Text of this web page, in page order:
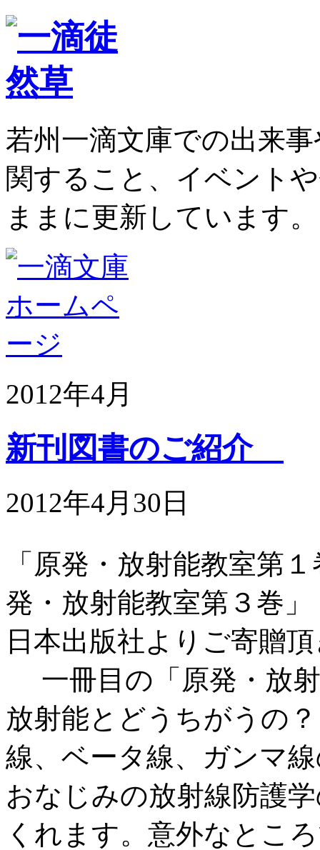
若州一滴文庫での出来
関すること、イベント
ままに更新しています。
2012年4月
新刊図書のご紹介
2012年4月30日
「原発・放射能教室第
発・放射能教室第３巻
日本出版社よりご寄贈
一冊目の「原発・放
放射能とどうちがうの
線、ベータ線、ガンマ
おなじみの放射線防護
くれます。意外なとこ